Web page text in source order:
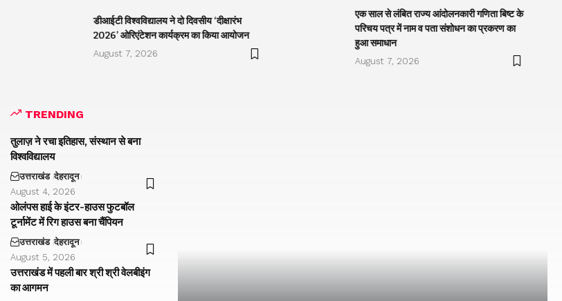
डीआईटी विश्वविद्यालय ने दो दिवसीय ‘दीक्षारंभ
2026’ ओरिएंटेशन कार्यक्रम का किया आयोजन
August 7, 2026
एक साल से लंबित राज्य आंदोलनकारी गणिता बिष्ट के
परिचय पत्र में नाम व पता संशोधन का प्रकरण का
हुआ समाधान
August 7, 2026
TRENDING
तुलाज़ ने रचा इतिहास, संस्थान से बना
विश्वविद्यालय
उत्तराखंड देहरादून
August 4, 2026
ओलंपस हाई के इंटर-हाउस फुटबॉल
टूर्नामेंट में रिग हाउस बना चैंपियन
उत्तराखंड देहरादून
August 5, 2026
उत्तराखंड में पहली बार श्री श्री वेलबीइंग
का आगमन